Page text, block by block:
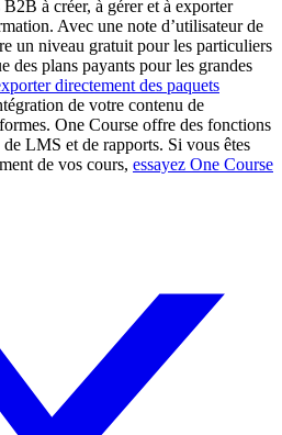
à créer, à gérer et à exporter
Avec une note d’utilisateur de
un niveau gratuit pour les particuliers
des plans payants pour les grandes
directement des paquets
de votre contenu de
One Course offre des fonctions
LMS et de rapports. Si vous êtes
de vos cours, essayez One Course